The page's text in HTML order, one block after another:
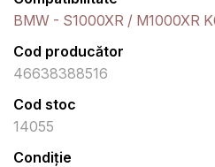
BMW - S1000XR / M1000XR
Cod producător
46638388516
Cod stoc
14055
Condiție